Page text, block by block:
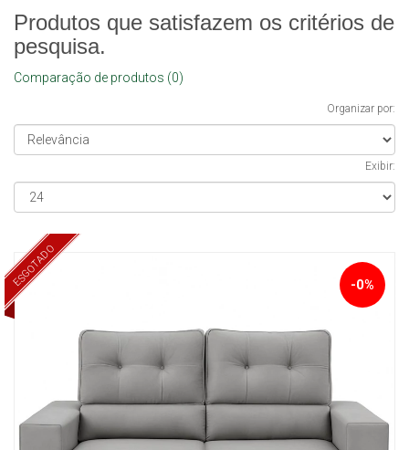
Produtos que satisfazem os critérios de
pesquisa.
Comparação de produtos (0)
Organizar por:
Exibir:
ESGOTADO -0%